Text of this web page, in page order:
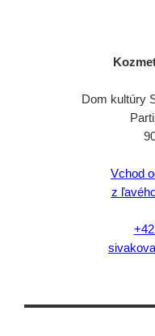
Dom kultúry
Vchod
z